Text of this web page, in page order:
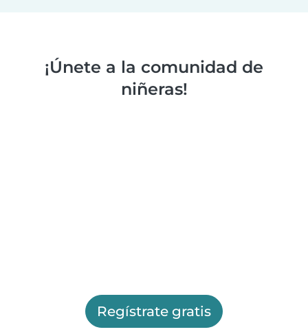
¡Únete a la comunidad de
niñeras!
Regístrate gratis